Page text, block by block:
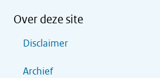
Over deze site
Disclaimer
Archief